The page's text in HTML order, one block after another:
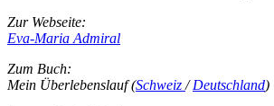
Zur Webseite:
Eva-Maria Admiral
Zum Buch:
Mein Überlebenslauf (Schweiz /Deutschland)